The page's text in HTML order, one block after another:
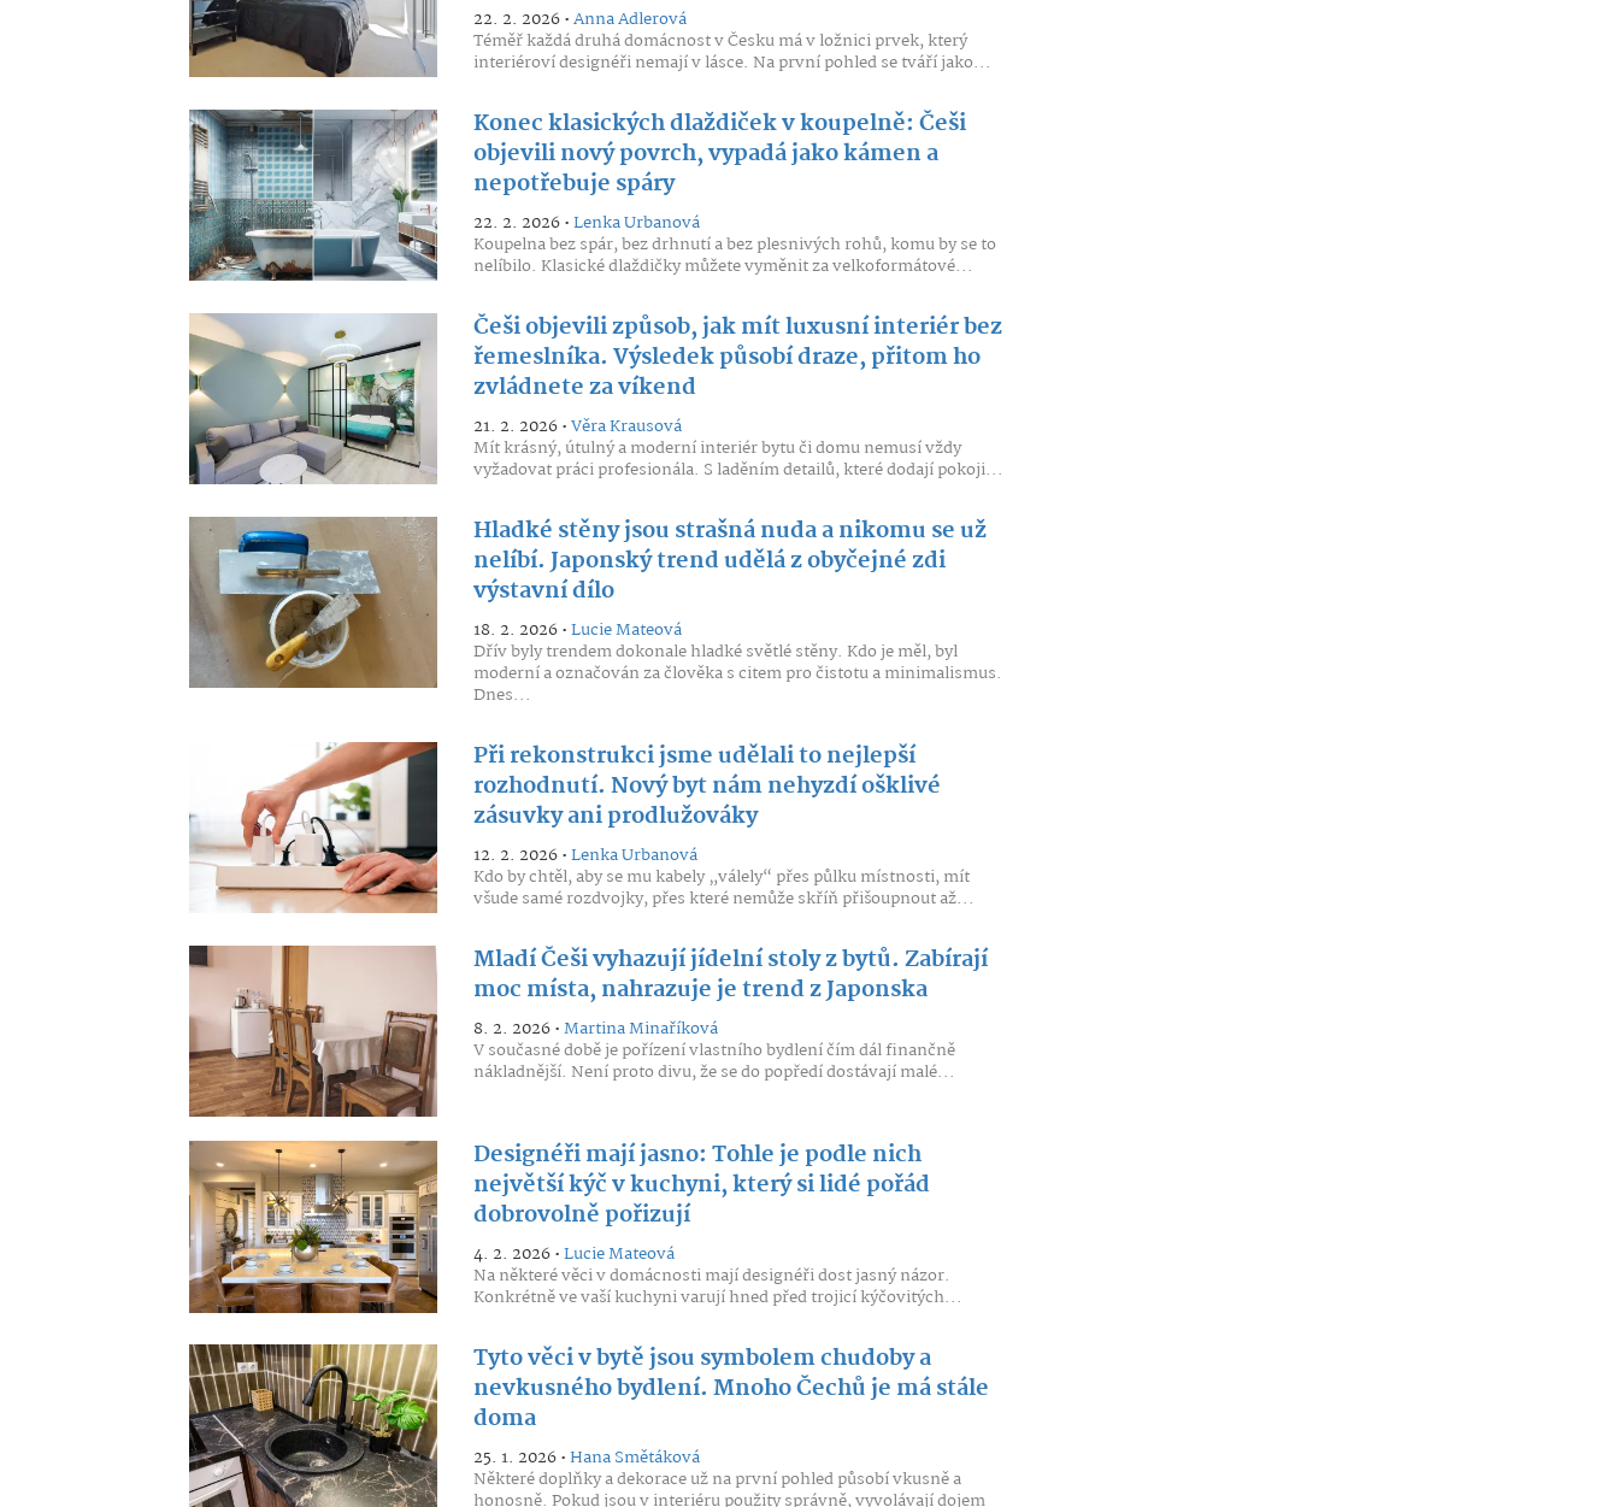
22. 2. 2026 •Anna Adlerová
Téměř každá druhá domácnost v Česku má v ložnici prvek, který
interiéroví designéři nemají v lásce. Na první pohled se tváří jako...
Konec klasických dlaždiček v koupelně: Češi
objevili nový povrch, vypadá jako kámen a
nepotřebuje spáry
22. 2. 2026 •Lenka Urbanová
Koupelna bez spár, bez drhnutí a bez plesnivých rohů, komu by se to
nelíbilo. Klasické dlaždičky můžete vyměnit za velkoformátové...
Češi objevili způsob, jak mít luxusní interiér bez
řemeslníka. Výsledek působí draze, přitom ho
zvládnete za víkend
21. 2. 2026 •Věra Krausová
Mít krásný, útulný a moderní interiér bytu či domu nemusí vždy
vyžadovat práci profesionála. S laděním detailů, které dodají pokoji...
Hladké stěny jsou strašná nuda a nikomu se už
nelíbí. Japonský trend udělá z obyčejné zdi
výstavní dílo
18. 2. 2026 •Lucie Mateová
Dřív byly trendem dokonale hladké světlé stěny. Kdo je měl, byl
moderní a označován za člověka s citem pro čistotu a minimalismus.
Dnes...
Při rekonstrukci jsme udělali to nejlepší
rozhodnutí. Nový byt nám nehyzdí ošklivé
zásuvky ani prodlužováky
12. 2. 2026 •Lenka Urbanová
Kdo by chtěl, aby se mu kabely „válely“ přes půlku místnosti, mít
všude samé rozdvojky, přes které nemůže skříň přišoupnout až...
Mladí Češi vyhazují jídelní stoly z bytů. Zabírají
moc místa, nahrazuje je trend z Japonska
8. 2. 2026 •Martina Minaříková
V současné době je pořízení vlastního bydlení čím dál finančně
nákladnější. Není proto divu, že se do popředí dostávají malé...
Designéři mají jasno: Tohle je podle nich
největší kýč v kuchyni, který si lidé pořád
dobrovolně pořizují
4. 2. 2026 •Lucie Mateová
Na některé věci v domácnosti mají designéři dost jasný názor.
Konkrétně ve vaší kuchyni varují hned před trojicí kýčovitých...
Tyto věci v bytě jsou symbolem chudoby a
nevkusného bydlení. Mnoho Čechů je má stále
doma
25. 1. 2026 •Hana Smětáková
Některé doplňky a dekorace už na první pohled působí vkusně a
honosně. Pokud jsou v interiéru použity správně, vyvolávají dojem